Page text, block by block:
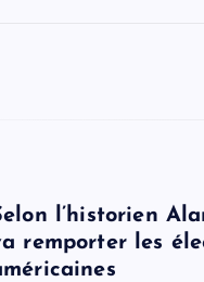
l’historien
remporter les